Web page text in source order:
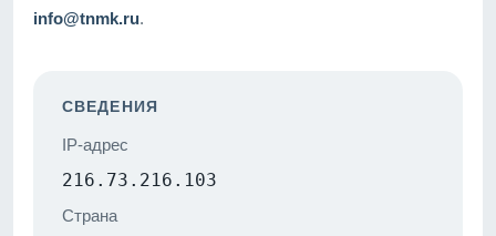
info@tnmk.ru.
СВЕДЕНИЯ
IP-адрес
216.73.216.103
Страна